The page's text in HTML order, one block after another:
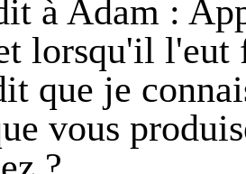
à Adam :
lorsqu'il
que je
vous